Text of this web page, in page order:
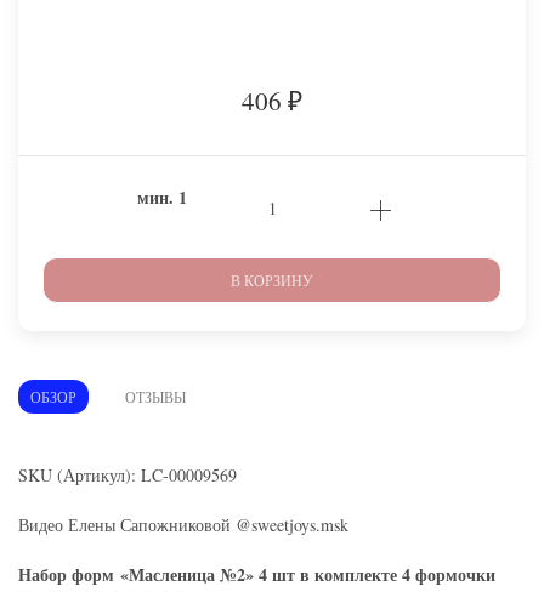
406 ₽
мин. 1
В КОРЗИНУ
ОБЗОР ОТЗЫВЫ
SKU (Артикул): LC-00009569
Видео Елены Сапожниковой @sweetjoys.msk
Набор форм «Масленица №2» 4 шт в комплекте 4 формочки